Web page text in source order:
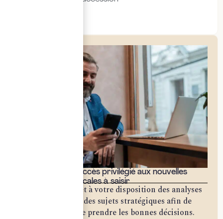
Bénéficiez d'un accès privilégié aux nouvelles
opportunités fiscales à saisir
Notre cabinet met à votre disposition des analyses
approfondies sur des sujets stratégiques afin de
vous permettre de prendre les bonnes décisions.